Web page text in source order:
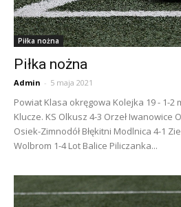
Piłka nożna
Piłka nożna
Admin - 5 maja 2021
Powiat Klasa okręgowa Kolejka 19 - 1-2
Klucze. KS Olkusz 4-3 Orzeł Iwanowice
Osiek-Zimnodół Błękitni Modlnica 4-1
Wolbrom 1-4 Lot Balice Piliczanka...